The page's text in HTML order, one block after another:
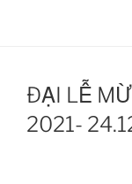
ĐẠI LỄ
2021-